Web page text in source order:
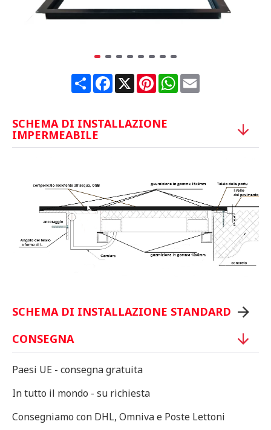
ShareFacebook
X PinterestWhatsApp
Email
SCHEMA DI INSTALLAZIONE
IMPERMEABILE
SCHEMA DI INSTALLAZIONE STANDARD
CONSEGNA
Paesi UE - consegna gratuita
In tutto il mondo - su richiesta
Consegniamo con DHL, Omniva e Poste Lettoni